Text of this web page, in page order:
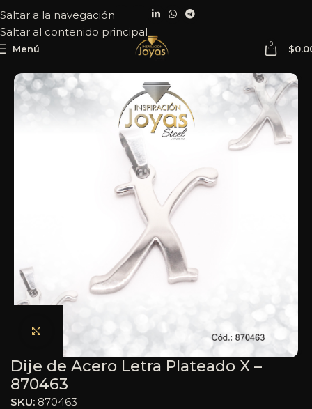
Saltar a la navegación
Saltar al contenido principal
Menú 0 $
Haga clic para ampliar
Dije de Acero Letra Plateado X –
870463
SKU: 870463